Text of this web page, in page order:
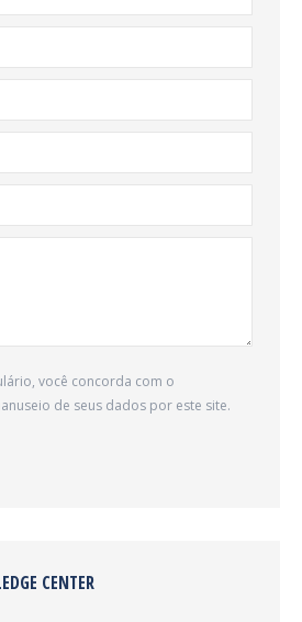
você concorda com o
de seus dados por este site.
CENTER